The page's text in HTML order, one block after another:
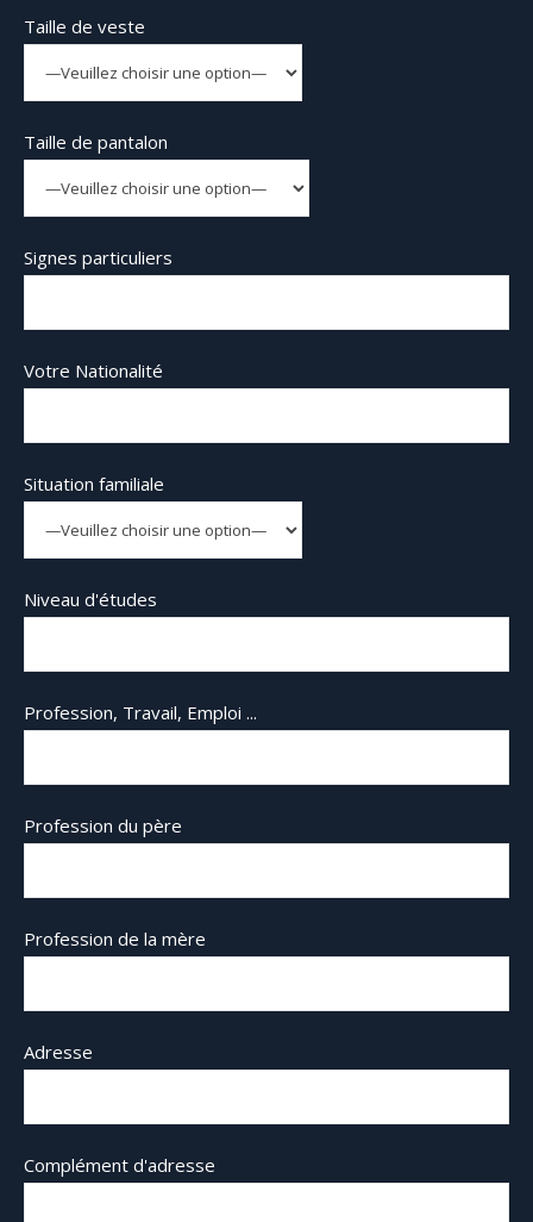
Taille de veste
Taille de pantalon
Signes particuliers
Votre Nationalité
Situation familiale
Niveau d'études
Profession, Travail, Emploi ...
Profession du père
Profession de la mère
Adresse
Complément d'adresse